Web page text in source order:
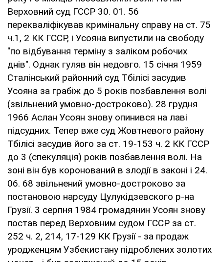
Верховний суд ГССР 30. 01. 56
перекваліфікував кримінальну справу на ст. 75
ч.1, 2 КК ГССР, і Усояна випустили на свободу
"по відбування терміну з заліком робочих
днів". Однак гуляв він недовго. 15 січня 1959
Сталінський районний суд Тбілісі засудив
Усояна за грабіж до 5 років позбавлення волі
(звільнений умовно-достроково). 28 грудня
1966 Аслан Усоян знову опинився на лаві
підсудних. Тепер вже суд Жовтневого району
Тбілісі засудив його за ст. 19-153 ч. 2 КК ГССР
до 3 (спекуляція) років позбавлення волі. На
зоні він був коронований в злодії в законі і 24.
06. 68 звільнений умовно-достроково за
постановою нарсуду Цулукідзевского р-на
Грузії. 3 серпня 1984 громадянин Усоян знову
постав перед Верховним судом ГССР за ст.
252 ч. 2, 214, 17-129 КК Грузії - за продаж
уродженцям Узбекистану підроблених золотих